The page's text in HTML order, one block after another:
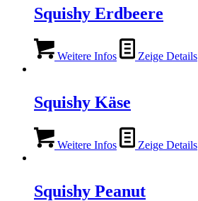
Squishy Erdbeere
Weitere Infos Zeige Details
Squishy Käse
Weitere Infos Zeige Details
Squishy Peanut